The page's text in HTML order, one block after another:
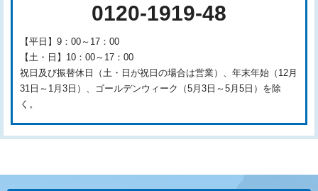
0120-1919-48
【平日】9：00～17：00
【土・日】10：00～17：00
祝日及び振替休日（土・日が祝日の場合は営業）、年末年始（12月
31日～1月3日）、ゴールデンウィーク（5月3日～5月5日）を除
く。